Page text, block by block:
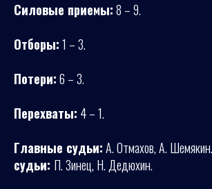
Силовые приемы:8 – 9.
Отборы:1 – 3.
Потери:6 – 3.
Перехваты: 4 – 1.
Главные судьи:А. Отмахов, А. Шемякин.
судьи: П. Зинец, Н. Дедюхин.